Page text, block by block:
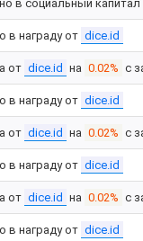
в социальный
в награду от dice.id
от dice.id на 0.02% с
в награду от dice.id
от dice.id на 0.02% с
в награду от dice.id
от dice.id на 0.02% с
в награду от dice.id